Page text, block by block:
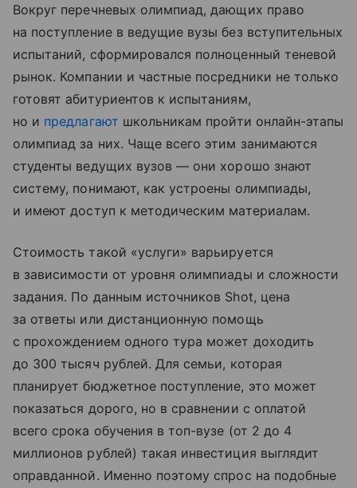
Вокруг перечневых олимпиад, дающих право
на поступление в ведущие вузы без вступительных
испытаний, сформировался полноценный теневой
рынок. Компании и частные посредники не только
готовят абитуриентов к испытаниям,
но и предлагают школьникам пройти онлайн-этапы
олимпиад за них. Чаще всего этим занимаются
студенты ведущих вузов — они хорошо знают
систему, понимают, как устроены олимпиады,
и имеют доступ к методическим материалам.
Стоимость такой «услуги» варьируется
в зависимости от уровня олимпиады и сложности
задания. По данным источников Shot, цена
за ответы или дистанционную помощь
с прохождением одного тура может доходить
до 300 тысяч рублей. Для семьи, которая
планирует бюджетное поступление, это может
показаться дорого, но в сравнении с оплатой
всего срока обучения в топ-вузе (от 2 до 4
миллионов рублей) такая инвестиция выглядит
оправданной. Именно поэтому спрос на подобные